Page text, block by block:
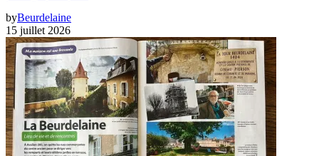
byBeurdelaine
15 juillet 2026